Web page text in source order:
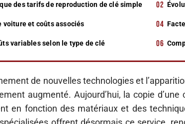
des tarifs de reproduction de clé simple
voiture et coûts associés
variables selon le type de clé
de nouvelles technologies et
augmenté. Aujourd’hui, la copie
en fonction des matériaux et des